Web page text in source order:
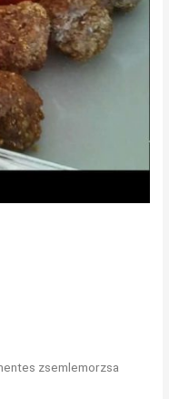
zsemlemorzsa